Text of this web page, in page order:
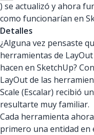
) se actualizó y ahora
como funcionarían en
Detalles
¿Alguna vez pensaste
herramientas de
hacen en SketchUp?
LayOut de las
Scale (Escalar) recibió
resultarte muy familiar.
Cada herramienta
primero una entidad en